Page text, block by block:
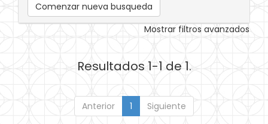
Comenzar nueva busqueda
Mostrar filtros avanzados
Resultados 1-1 de 1.
Anterior 1 Siguiente